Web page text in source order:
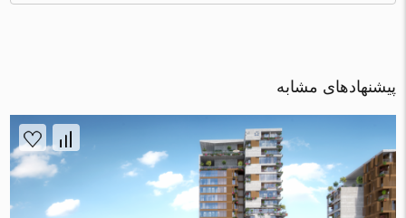
پیشنهادهای مشابه